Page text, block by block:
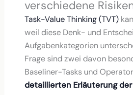
verschiedene
Task-Value Thinking (TVT)
weil diese Denk- und
Aufgabenkategorien
Frage sind zwei davon
Baseliner-Tasks und
detaillierten Erläuterung